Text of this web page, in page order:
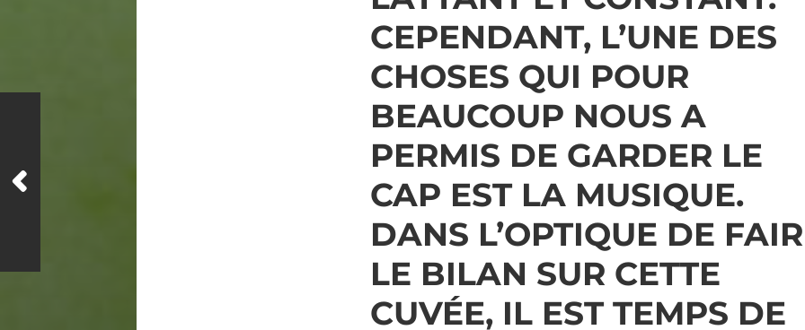
CEPENDANT, L’UNE DES
CHOSES QUI POUR
BEAUCOUP NOUS A
PERMIS DE GARDER LE
CAP EST LA MUSIQUE.
DANS L’OPTIQUE DE
LE BILAN SUR CETTE
CUVÉE, IL EST TEMPS DE